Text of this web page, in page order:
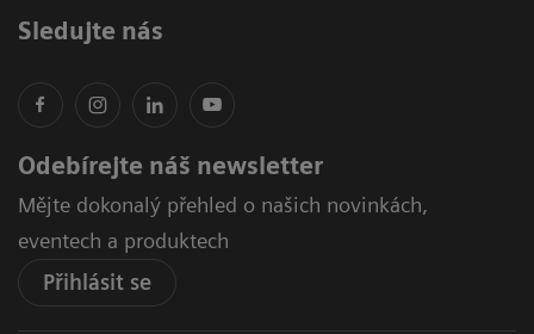
Sledujte nás
Odebírejte náš newsletter
Mějte dokonalý přehled o našich novinkách,
eventech a produktech
Přihlásit se